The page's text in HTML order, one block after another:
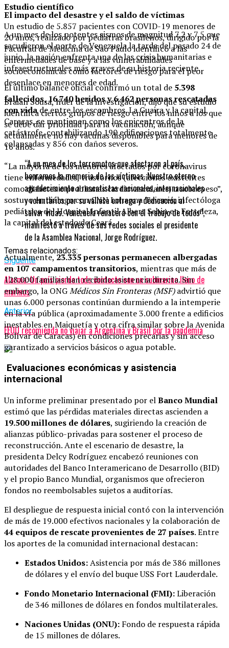
Estudio científico
Un estudio de 5.857 pacientes con COVID-19 menores de
20 años, realizado por pediatras brasileños, dirigido por la
Facultad de Medicina de Sao Paulo identificó a las
enfermedades de base y a las vulnerabilidades
socioeconómicas como factores de riesgo para el peor
desenlace en menores de edad.
Braian Sousa, líder de la investigación, dijo que su estudio
identifica ciertos grupos de riesgo entre los niños a los que
se debe dar prioridad para la vacunación, aunque
actualmente no hay vacunas disponibles para menores de
16 años.
“La mayoría de los menores afectados por coronavirus
tiene enfermedades, trastornos (afecciones existentes
como diabetes o problemas cardiovasculares) o sobrepeso”,
sostuvo en diálogo con CNN Lohanna Tavares, infectóloga
pediátrica del Hospital Infantil Albert Sabin en Fortaleza,
la capital del estado de Ceará.
Temas relacionados:
Siguente
Alarma: Un país pierde todo contacto con un submarino lleno de
marinos
Anterior
EEUU recomienda no viajar a Argentina y Brasil por la pandemia
El impacto del desastre y el saldo de víctimas
A un mes de los potentes sismos de magnitud 7,2 y 7,5 que
sacudieron el norte de Venezuela la tarde del pasado 24 de
junio, la nación enfrenta una de las crisis humanitarias e
infraestructurales más graves de su historia reciente.
El último balance oficial confirmó un total de 5.398
fallecidos, 16.740 heridos y 6.462 personas rescatadas
con vidade entre los escombros. La Guaira y la capital,
Caracas, se mantienen como los epicentros de la
catástrofe, contabilizando 190 edificaciones totalmente
colapsadas y 856 con daños severos.
“A un mes de los terremotos que afectaron al país,
honramos la memoria de las víctimas. Nuestro eterno
agradecimiento a rescatistas nacionales, internacionales
y voluntarios por su valiosa entrega y dedicación al
salvar vidas. Venezuela renacerá con el trabajo de todos”,
manifestó a través de sus redes sociales el presidente
de la Asamblea Nacional, Jorge Rodríguez.
Actualmente,23.335 personas permanecen albergadas
en 107 campamentos transitorios, mientras que más de
128.000 familias han recibido asistencia directa. Sin
embargo, la ONGMédicos Sin Fronteras (MSF)advirtió que
unas 6.000 personas continúan durmiendo a la intemperie
en la vía pública (aproximadamente 3.000 frente a edificios
inestables en Maiquetía y otra cifra similar sobre la Avenida
Bolívar de Caracas) en condiciones precarias y sin acceso
garantizado a servicios básicos o agua potable.
Evaluaciones económicas y asistencia
internacional
Un informe preliminar presentado por elBanco Mundial
estimó que las pérdidas materiales directas ascienden a
19.500 millones de dólares, sugiriendo la creación de
alianzas público-privadas para sostener el proceso de
reconstrucción. Ante el escenario de desastre, la
presidenta Delcy Rodríguez encabezó reuniones con
autoridades del Banco Interamericano de Desarrollo (BID)
y el propio Banco Mundial, organismos que ofrecieron
fondos no reembolsables sujetos a auditorías.
El despliegue de respuesta inicial contó con la intervención
de más de 19.000 efectivos nacionales y la colaboración de
44 equipos de rescate provenientes de 27 países. Entre
los aportes de la comunidad internacional destacan:
Estados Unidos:Asistencia por más de 386 millones
de dólares y el envío del buque USS Fort Lauderdale.
Fondo Monetario Internacional (FMI):Liberación
de 346 millones de dólares en fondos multilaterales.
Naciones Unidas (ONU): Fondo de respuesta rápida
de 15 millones de dólares.